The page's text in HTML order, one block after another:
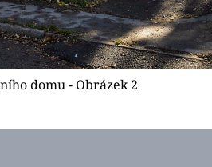
domu - Obrázek 2